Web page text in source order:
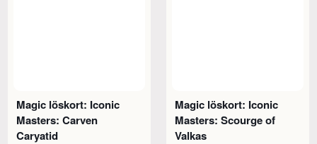
Magic löskort: Iconic
Masters: Carven
Caryatid
Magic löskort: Iconic
Masters: Scourge of
Valkas